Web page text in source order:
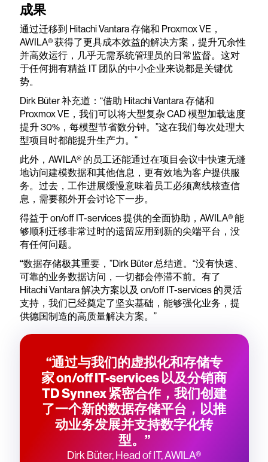
成果
通过迁移到 Hitachi Vantara 存储和 Proxmox VE，
AWILA® 获得了更具成本效益的解决方案，提升冗余性
并高效运行，几乎无需系统管理员的日常监督。这对
于任何拥有精益 IT 团队的中小企业来说都是关键优
势。
Dirk Büter 补充道：“借助 Hitachi Vantara 存储和
Proxmox VE，我们可以将大型复杂 CAD 模型加载速度
提升 30%，每模型节省数分钟。”这在我们每次处理大
型项目时都能提升生产力。”
此外，AWILA® 的员工还能通过在项目会议中快速无缝
地访问建模数据和其他信息，更有效地为客户提供服
务。过去，工作进展缓慢意味着员工必须离线核查信
息，需要额外开会讨论下一步。
得益于 on/off IT-services 提供的全面协助，AWILA® 能
够顺利迁移非常过时的遗留应用到新的尖端平台，没
有任何问题。
“数据存储极其重要，”Dirk Büter 总结道。“没有快速、
可靠的业务数据访问，一切都会停滞不前。有了
Hitachi Vantara 解决方案以及 on/off IT-services 的灵活
支持，我们已经奠定了坚实基础，能够强化业务，提
供德国制造的高质量解决方案。”
“通过与我们的虚拟化和存储专
家 on/off IT-services 以及分销商
TD Synnex 紧密合作，我们创建
了一个新的数据存储平台，以推
动业务发展并支持数字化转
型。”
Dirk Büter, Head of IT, AWILA®